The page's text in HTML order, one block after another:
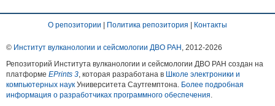
О репозитории Политика репозитория Контакты
© Институт вулканологии и сейсмологии ДВО РАН , 2012-2026
Репозиторий Института вулканологии и сейсмологии ДВО РАН создан на
платформе EPrints 3, которая разработана в Школе электроники и
компьютерных наук Университета Саутгемптона. Более подробная
информация о разработчиках программного обеспечения.